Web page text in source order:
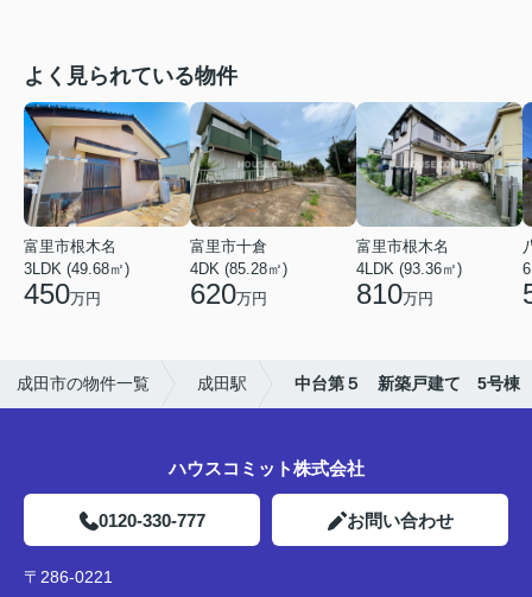
よく見られている物件
富里市根木名
3LDK (49.68㎡)
450万円
富里市十倉
4DK (85.28㎡)
620万円
富里市根木名
4LDK (93.36㎡)
810万円
成田市の物件一覧 成田駅 中台第５ 新築戸建て 5号棟
ハウスコミット株式会社
0120-330-777 お問い合わせ
〒286-0221